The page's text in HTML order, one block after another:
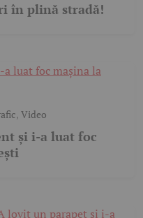
în plină stradă!
, Video
și i-a luat foc